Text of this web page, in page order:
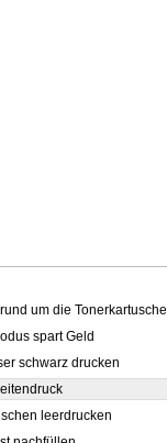
um die Tonerkartusche
spart Geld
schwarz drucken
leerdrucken